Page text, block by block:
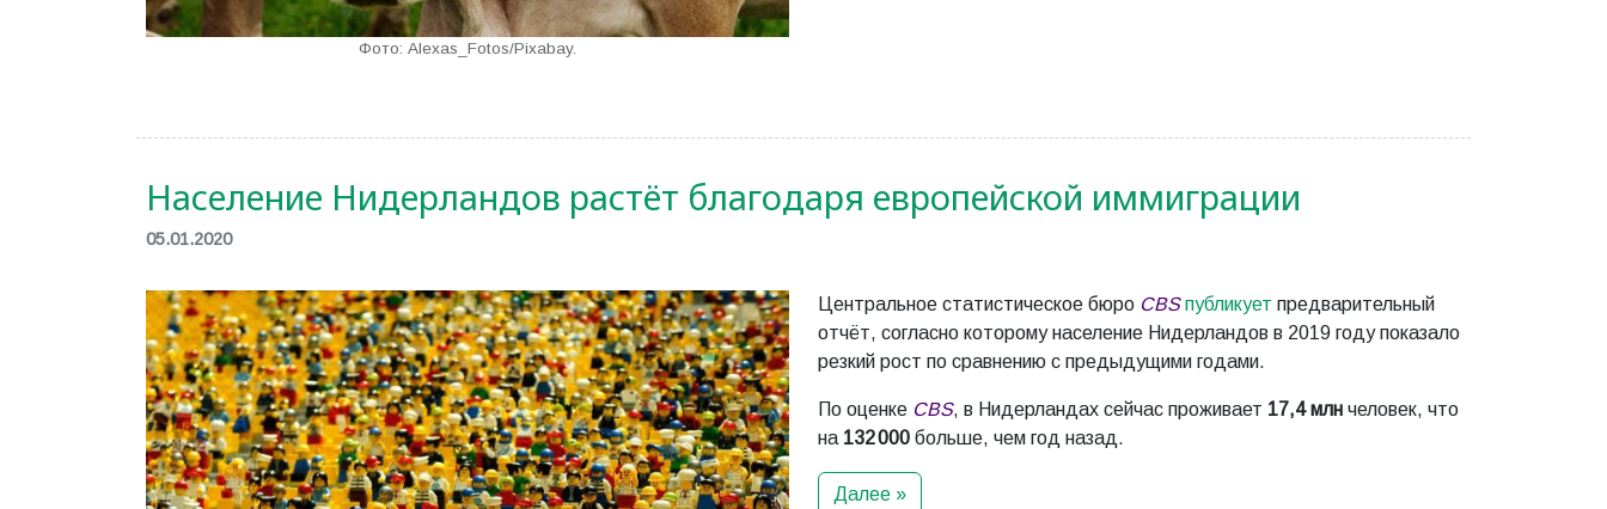
Фото: Alexas_Fotos/Pixabay.
Население Нидерландов растёт благодаря европейской иммиграции
05.01.2020
Центральное статистическое бюро CBS публикует предварительный
отчёт, согласно которому население Нидерландов в 2019 году показало
резкий рост по сравнению с предыдущими годами.
По оценке CBS, в Нидерландах сейчас проживает 17,4 млн человек, что
на 132 000 больше, чем год назад.
Далее »